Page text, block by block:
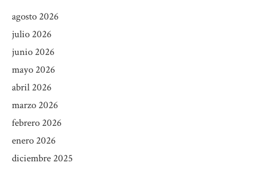
agosto 2026
julio 2026
junio 2026
mayo 2026
abril 2026
marzo 2026
febrero 2026
enero 2026
diciembre 2025